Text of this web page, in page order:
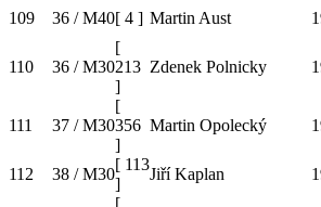
109 36 / M40[ 4 ] Martin Aust
110 36 / M30
[
213
]
Zdenek Polnicky
111 37 / M30
[
356
]
Martin Opolecký
112 38 / M30
[ 113
]
Jiří Kaplan